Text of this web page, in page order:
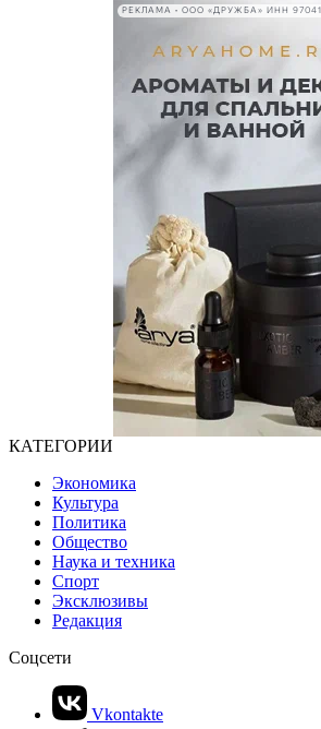
КАТЕГОРИИ
Экономика
Культура
Политика
Общество
Наука и техника
Спорт
Эксклюзивы
Редакция
Соцсети
Vkontakte